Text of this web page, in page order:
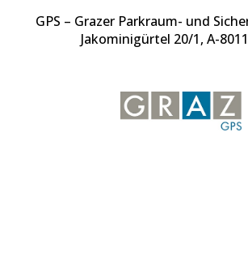
GPS – Grazer Parkraum- und
Jakominigürtel 20/1, A-